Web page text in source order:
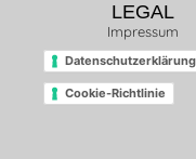
LEGAL
Impressum
Datenschutzerklärung
Cookie-Richtlinie